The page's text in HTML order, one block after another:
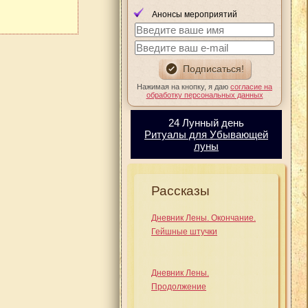
Анонсы мероприятий
Нажимая на кнопку, я даю согласие на
обработку персональных данных
24 Лунный день
Ритуалы для Убывающей
луны
Рассказы
Дневник Лены. Окончание.
Гейшные штучки
Дневник Лены.
Продолжение